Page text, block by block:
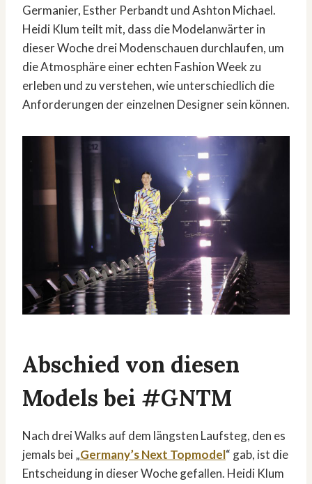
Germanier, Esther Perbandt und Ashton Michael.
Heidi Klum teilt mit, dass die Modelanwärter in
dieser Woche drei Modenschauen durchlaufen, um
die Atmosphäre einer echten Fashion Week zu
erleben und zu verstehen, wie unterschiedlich die
Anforderungen der einzelnen Designer sein können.
Abschied von diesen
Models bei #GNTM
Nach drei Walks auf dem längsten Laufsteg, den es
jemals bei „Germany’s Next Topmodel“ gab, ist die
Entscheidung in dieser Woche gefallen. Heidi Klum